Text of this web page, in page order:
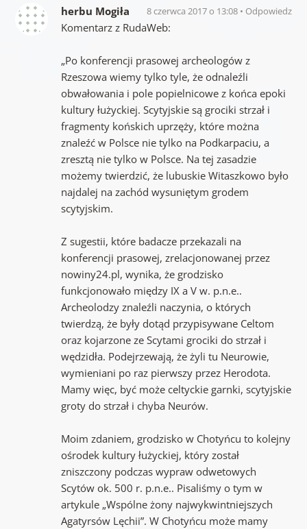
herbu Mogiła 8 czerwca 2017 o 13:08 Odpowiedz
Komentarz z RudaWeb:
„Po konferencji prasowej archeologów z
Rzeszowa wiemy tylko tyle, że odnaleźli
obwałowania i pole popielnicowe z końca epoki
kultury łużyckiej. Scytyjskie są grociki strzał i
fragmenty końskich uprzęży, które można
znaleźć w Polsce nie tylko na Podkarpaciu, a
zresztą nie tylko w Polsce. Na tej zasadzie
możemy twierdzić, że lubuskie Witaszkowo było
najdalej na zachód wysuniętym grodem
scytyjskim.
Z sugestii, które badacze przekazali na
konferencji prasowej, zrelacjonowanej przez
nowiny24.pl, wynika, że grodzisko
funkcjonowało między IX a V w. p.n.e..
Archeolodzy znaleźli naczynia, o których
twierdzą, że były dotąd przypisywane Celtom
oraz kojarzone ze Scytami grociki do strzał i
wędzidła. Podejrzewają, że żyli tu Neurowie,
wymieniani po raz pierwszy przez Herodota.
Mamy więc, być może celtyckie garnki, scytyjskie
groty do strzał i chyba Neurów.
Moim zdaniem, grodzisko w Chotyńcu to kolejny
ośrodek kultury łużyckiej, który został
zniszczony podczas wypraw odwetowych
Scytów ok. 500 r. p.n.e.. Pisaliśmy o tym w
artykule „Wspólne żony najwykwintniejszych
Agatyrsów Lęchii”. W Chotyńcu może mamy